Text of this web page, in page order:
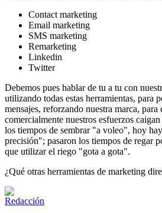
Contact marketing
Email marketing
SMS marketing
Remarketing
Linkedin
Twitter
Debemos pues hablar de tu a tu con
utilizando todas estas herramientas, para
mensajes, reforzando nuestra marca, para
comercialmente nuestros esfuerzos
los tiempos de sembrar "a voleo", hoy
precisión"; pasaron los tiempos de regar
que utilizar el riego "gota a gota".
¿Qué otras herramientas de marketing